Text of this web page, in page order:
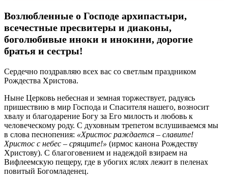
Возлюбленные о Господе архипастыри,
всечестные пресвитеры и диаконы,
боголюбивые иноки и инокини, дорогие
братья и сестры!
Сердечно поздравляю всех вас со светлым праздником
Рождества Христова.
Ныне Церковь небесная и земная торжествует, радуясь
пришествию в мир Господа и Спасителя нашего, возносит
хвалу и благодарение Богу за Его милость и любовь к
человеческому роду. С духовным трепетом вслушиваемся мы
в слова песнопения: «Христос раждается – славите!
Христос с небес – срящите!» (ирмос канона Рождеству
Христову). С благоговением и надеждой взираем на
Вифлеемскую пещеру, где в убогих яслях лежит в пеленах
повитый Богомладенец.